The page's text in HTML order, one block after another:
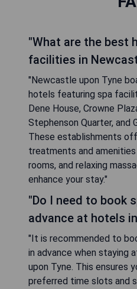
"What are the best
facilities in
"Newcastle upon Tyne
hotels featuring spa
Dene House, Crowne
Stephenson Quarter, and
These establishments
treatments and
rooms, and relaxing
enhance your stay."
"Do I need to book
advance at hotels
"It is recommended to
in advance when staying
upon Tyne. This ensures
preferred time slots and